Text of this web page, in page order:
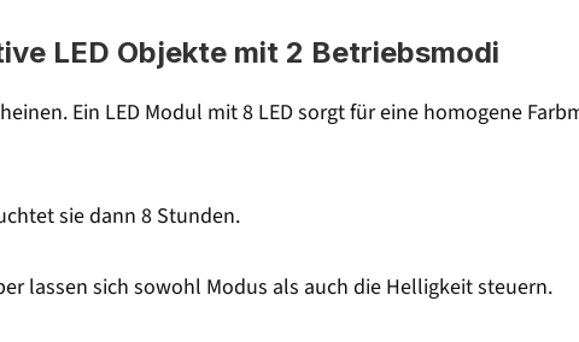
LED Objekte mit 2 Betriebsmodi
Ein LED Modul mit 8 LED sorgt für eine homogene
sie dann 8 Stunden.
lassen sich sowohl Modus als auch die Helligkeit steuern.